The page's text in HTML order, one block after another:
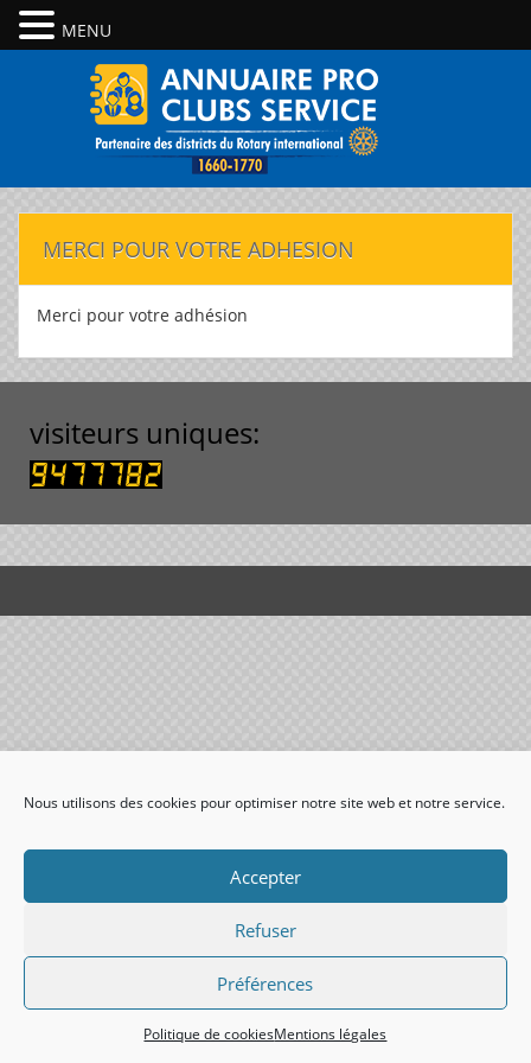
Nous utilisons des cookies pour optimiser notre site web et notre service.
Accepter
Refuser
Préférences
Politique de cookiesMentions légales
MERCI POUR VOTRE ADHESION
Merci pour votre adhésion
visiteurs uniques:
MENU